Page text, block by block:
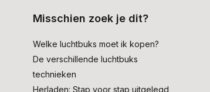
Misschien zoek je dit?
Welke luchtbuks moet ik kopen?
De verschillende luchtbuks
technieken
Herladen: Stap voor stap uitgelegd